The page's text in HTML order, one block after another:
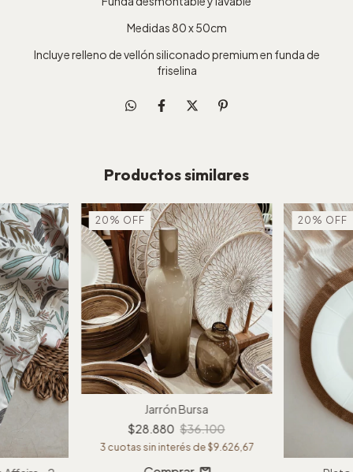
Medidas 80 x 50cm
Incluye relleno de vellón siliconado premium en funda de
friselina
Productos similares
20 % OFF
Jarrón Bursa
$28.880 $36.100
3 cuotas sin interés de $9.626,67
20 % OFF